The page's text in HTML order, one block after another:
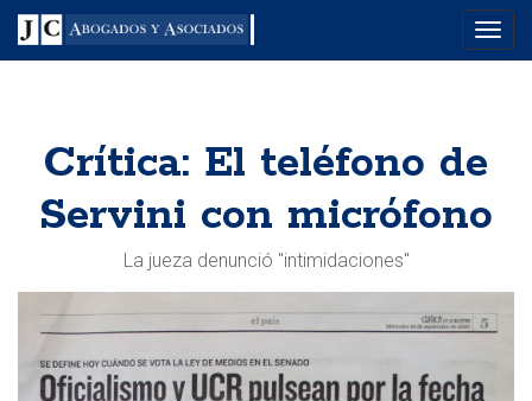
Menu
Crítica: El teléfono de
Servini con micrófono
La jueza denunció "intimidaciones"